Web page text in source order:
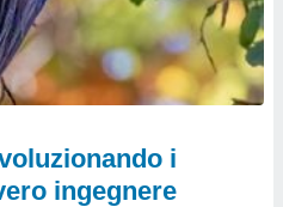
i
ingegnere